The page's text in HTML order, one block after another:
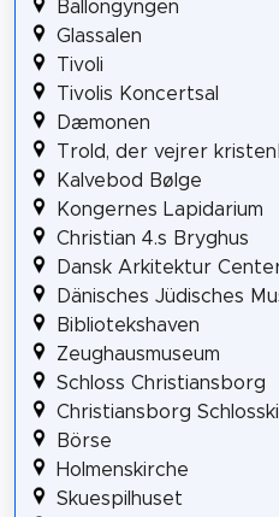
Ballongyngen
Glassalen
Tivoli
Tivolis Koncertsal
Dæmonen
Trold, der vejrer
Kalvebod Bølge
Kongernes Lapidarium
Christian 4.s Bryghus
Dansk Arkitektur
Dänisches Jüdisches
Bibliotekshaven
Zeughausmuseum
Schloss Christiansborg
Christiansborg
Börse
Holmenskirche
Skuespilhuset